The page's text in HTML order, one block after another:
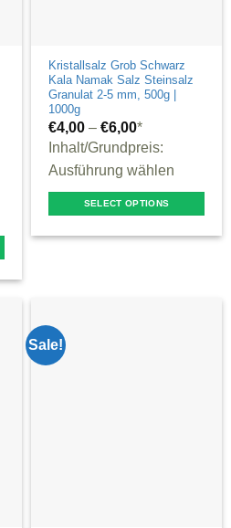
Kristallsalz Grob Schwarz
Kala Namak Salz Steinsalz
Granulat 2-5 mm, 500g |
1000g
€4,00 –€6,00*
Inhalt/Grundpreis:
Ausführung wählen
SELECT OPTIONS
The
options
Sale!